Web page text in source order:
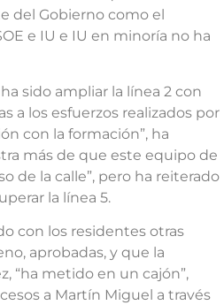
del Gobierno como el
e IU e IU en minoría no ha
sido ampliar la línea 2 con
a los esfuerzos realizados por
con la formación”, ha
más de que este equipo de
de la calle”, pero ha reiterado
la línea 5.
con los residentes otras
aprobadas, y que la
“ha metido en un cajón”,
a Martín Miguel a través